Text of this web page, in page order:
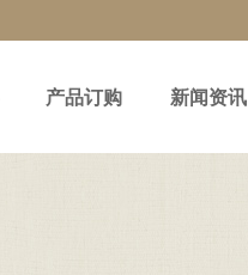
产品订购 新闻资讯